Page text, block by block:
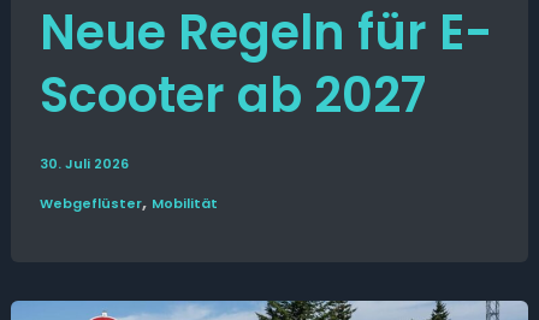
Neue Regeln für E-
Scooter ab 2027
30. Juli 2026
Web­­geflüster, Mobilität